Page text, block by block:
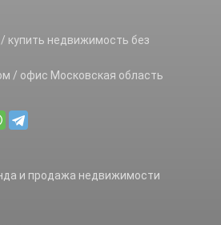
купить недвижимость без
/ офис Московская область